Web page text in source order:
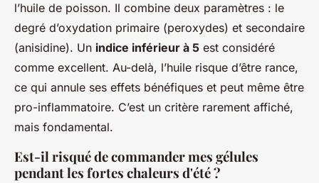
l’huile de poisson. Il combine deux paramètres : le
degré d’oxydation primaire (peroxydes) et secondaire
(anisidine). Un indice inférieur à 5 est considéré
comme excellent. Au-delà, l’huile risque d’être rance,
ce qui annule ses effets bénéfiques et peut même être
pro-inflammatoire. C’est un critère rarement affiché,
mais fondamental.
Est-il risqué de commander mes gélules
pendant les fortes chaleurs d'été ?